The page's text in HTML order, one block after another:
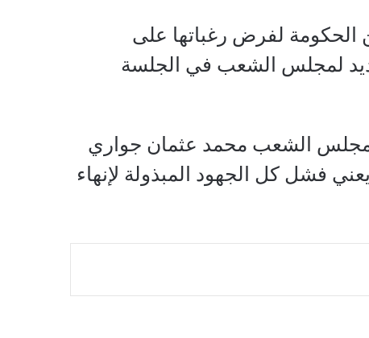
الحكومة لفرض رغباتها على
لمجلس الشعب في الجلسة
مجلس الشعب محمد عثمان جواري
فشل كل الجهود المبذولة لإنهاء